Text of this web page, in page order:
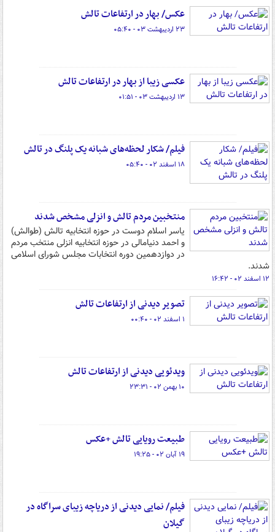
عکس/ بهار در ارتفاعات تالش
۲۳ اردیبهشت ۰۳ - ۰۵:۴۰
عکسی زیبا از بهار در ارتفاعات تالش
۱۳ اردیبهشت ۰۳ - ۰۱:۵۱
فیلم/ شکار لحظه‌های شبانه یک پلنگ در تالش
۱۸ اسفند ۰۲ - ۰۵:۴۰
منتخبین مردم تالش و انزلی مشخص شدند
یاسر اسلام دوست در حوزه انتخابیه تالش (طوالش)
و احمد دنیامالی در حوزه انتخابیه انزلی منتخب مردم
در دوازدهمین دوره انتخابات مجلس شورای اسلامی
شدند.
۱۲ اسفند ۰۲ - ۱۶:۴۲
تصویر دیدنی از ارتفاعات تالش
۱ اسفند ۰۲ - ۰۰:۴۰
ویدئویی دیدنی از ارتفاعات تالش
۱۰ بهمن ۰۲ - ۲۳:۳۱
طبیعت رویایی تالش +عکس
۱۹ آبان ۰۲ - ۱۹:۲۵
فیلم/ نمایی دیدنی از دریاچه زیبای سراگاه در
گیلان